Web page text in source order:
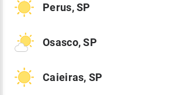
Perus, SP
Osasco, SP
Caieiras, SP